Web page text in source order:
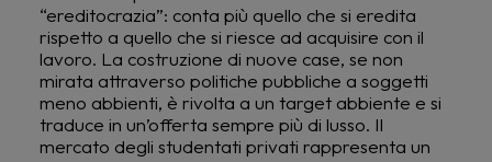
“ereditocrazia”: conta più quello che si eredita
rispetto a quello che si riesce ad acquisire con il
lavoro. La costruzione di nuove case, se non
mirata attraverso politiche pubbliche a soggetti
meno abbienti, è rivolta a un target abbiente e si
traduce in un’offerta sempre più di lusso. Il
mercato degli studentati privati rappresenta un